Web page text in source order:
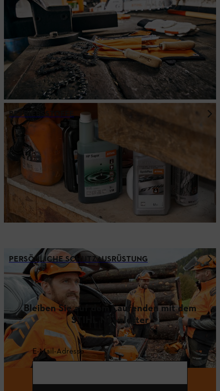
BETRIEBSSTOFFE
PERSÖNLICHE SCHUTZAUSRÜSTUNG
Bleiben Sie auf dem Laufenden mit dem
STIHL Newsletter
E-Mail-Adresse